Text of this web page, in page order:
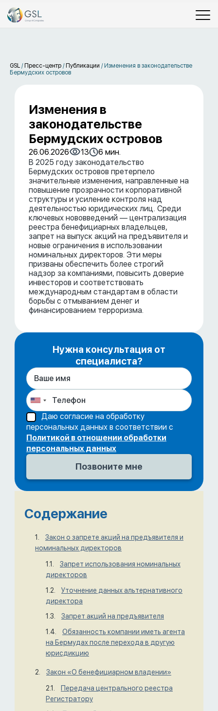
GSL / Пресс-центр / Публикации / Изменения в законодательстве
Бермудских островов
Изменения в
законодательстве
Бермудских островов
26.06.2026 13
6 мин.
В 2025 году законодательство
Бермудских островов претерпело
значительные изменения, направленные на
повышение прозрачности корпоративной
структуры и усиление контроля над
деятельностью юридических лиц. Среди
ключевых нововведений — централизация
реестра бенефициарных владельцев,
запрет на выпуск акций на предъявителя и
новые ограничения в использовании
номинальных директоров. Эти меры
призваны обеспечить более строгий
надзор за компаниями, повысить доверие
инвесторов и соответствовать
международным стандартам в области
борьбы с отмыванием денег и
финансированием терроризма.
Нужна консультация от
специалиста?
Даю согласие на обработку
персональных данных в соответствии с
Политикой в отношении обработки
персональных данных
Содержание
Закон о запрете акций на предъявителя и
номинальных директоров
Запрет использования номинальных
директоров
Уточнение данных альтернативного
директора
Запрет акций на предъявителя
Обязанность компании иметь агента
на Бермудах после перехода в другую
юрисдикцию
Закон «О бенефициарном владении»
Передача центрального реестра
Регистратору